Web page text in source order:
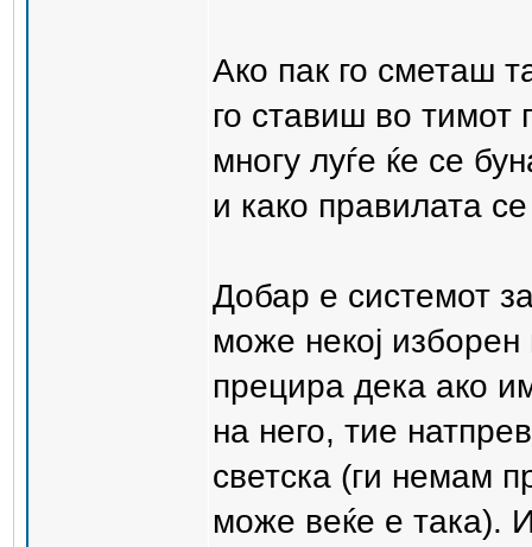
Ако пак го сметаш
го ставиш во тимот
многу луѓе ќе се
и како правилата
Добар е системот
може некој
прецира дека ако
на него, тие
светска (ги немам
може веќе е така).